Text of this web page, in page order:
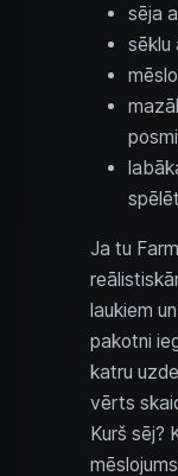
sēja
sēklu
Ja tu
laukiem
pakotni
katru
vērts
Kurš sēj?